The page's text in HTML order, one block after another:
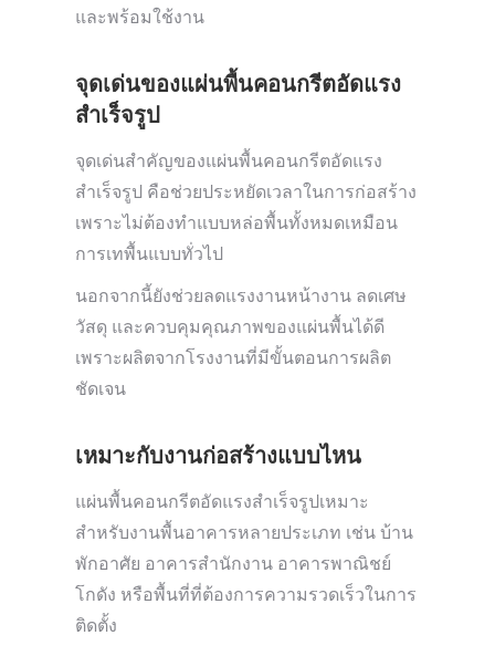
และพร้อมใช้งาน
จุดเด่นของแผ่นพื้นคอนกรีตอัดแรง
สำเร็จรูป
จุดเด่นสำคัญของแผ่นพื้นคอนกรีตอัดแรง
สำเร็จรูป คือช่วยประหยัดเวลาในการก่อสร้าง
เพราะไม่ต้องทำแบบหล่อพื้นทั้งหมดเหมือน
การเทพื้นแบบทั่วไป
นอกจากนี้ยังช่วยลดแรงงานหน้างาน ลดเศษ
วัสดุ และควบคุมคุณภาพของแผ่นพื้นได้ดี
เพราะผลิตจากโรงงานที่มีขั้นตอนการผลิต
ชัดเจน
เหมาะกับงานก่อสร้างแบบไหน
แผ่นพื้นคอนกรีตอัดแรงสำเร็จรูปเหมาะ
สำหรับงานพื้นอาคารหลายประเภท เช่น บ้าน
พักอาศัย อาคารสำนักงาน อาคารพาณิชย์
โกดัง หรือพื้นที่ที่ต้องการความรวดเร็วในการ
ติดตั้ง